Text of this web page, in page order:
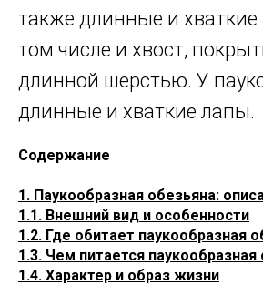
также длинные и хваткие
том числе и хвост,
длинной шерстью. У
длинные и хваткие лапы.
Содержание
1. Паукообразная обезьяна:
1.1. Внешний вид и особенности
1.2. Где обитает паукообразная
1.3. Чем питается паукообразная
1.4. Характер и образ жизни